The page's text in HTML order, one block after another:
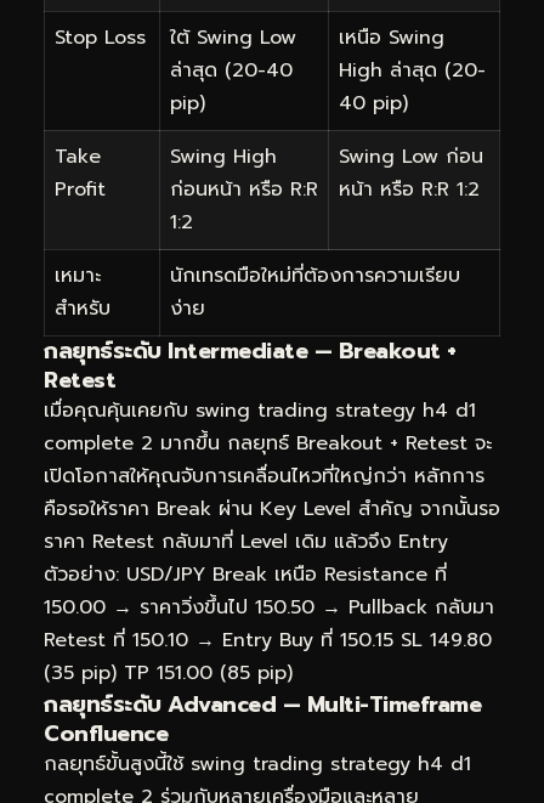
Stop Loss
ใต้ Swing Low
ล่าสุด (20-40
pip)
เหนือ Swing
High ล่าสุด (20-
40 pip)
Take
Profit
Swing High
ก่อนหน้า หรือ R:R
1:2
Swing Low ก่อน
หน้า หรือ R:R 1:2
เหมาะ
สำหรับ
นักเทรดมือใหม่ที่ต้องการความเรียบ
ง่าย
กลยุทธ์ระดับ Intermediate — Breakout +
Retest
เมื่อคุณคุ้นเคยกับ swing trading strategy h4 d1
complete 2 มากขึ้น กลยุทธ์ Breakout + Retest จะ
เปิดโอกาสให้คุณจับการเคลื่อนไหวที่ใหญ่กว่า หลักการ
คือรอให้ราคา Break ผ่าน Key Level สำคัญ จากนั้นรอ
ราคา Retest กลับมาที่ Level เดิม แล้วจึง Entry
ตัวอย่าง: USD/JPY Break เหนือ Resistance ที่
150.00 → ราคาวิ่งขึ้นไป 150.50 → Pullback กลับมา
Retest ที่ 150.10 → Entry Buy ที่ 150.15 SL 149.80
(35 pip) TP 151.00 (85 pip)
กลยุทธ์ระดับ Advanced — Multi-Timeframe
Confluence
กลยุทธ์ขั้นสูงนี้ใช้ swing trading strategy h4 d1
complete 2 ร่วมกับหลายเครื่องมือและหลาย